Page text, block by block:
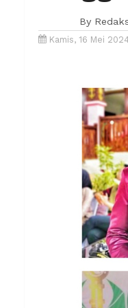
By
Kamis, 16 Mei